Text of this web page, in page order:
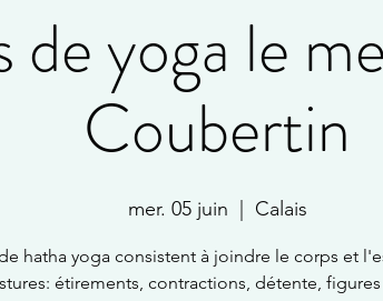
de yoga le
Coubertin
mer. 05 juin Calais
hatha yoga consistent à joindre le corps et
étirements, contractions, détente,